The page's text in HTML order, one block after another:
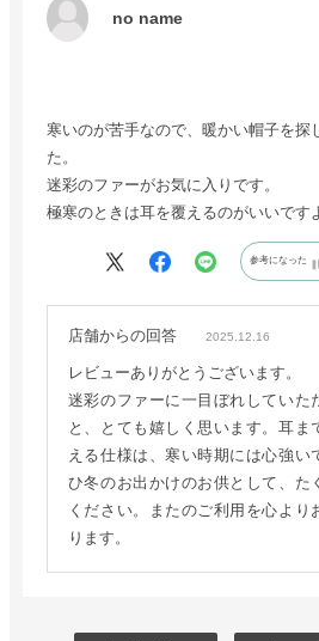
no name
寒いのが苦手なので、暖かい帽子を探
た。
迷彩のファーがお気に入りです。
極寒のときは耳を覆えるのがいいです
参考になった
店舗からの回答 2025.12.16
レビューありがとうございます。
迷彩のファーに一目ぼれしていた
と、とても嬉しく思います。耳ま
える仕様は、寒い時期には心強い
ひ冬のお出かけのお供として、た
ください。またのご利用を心より
ります。